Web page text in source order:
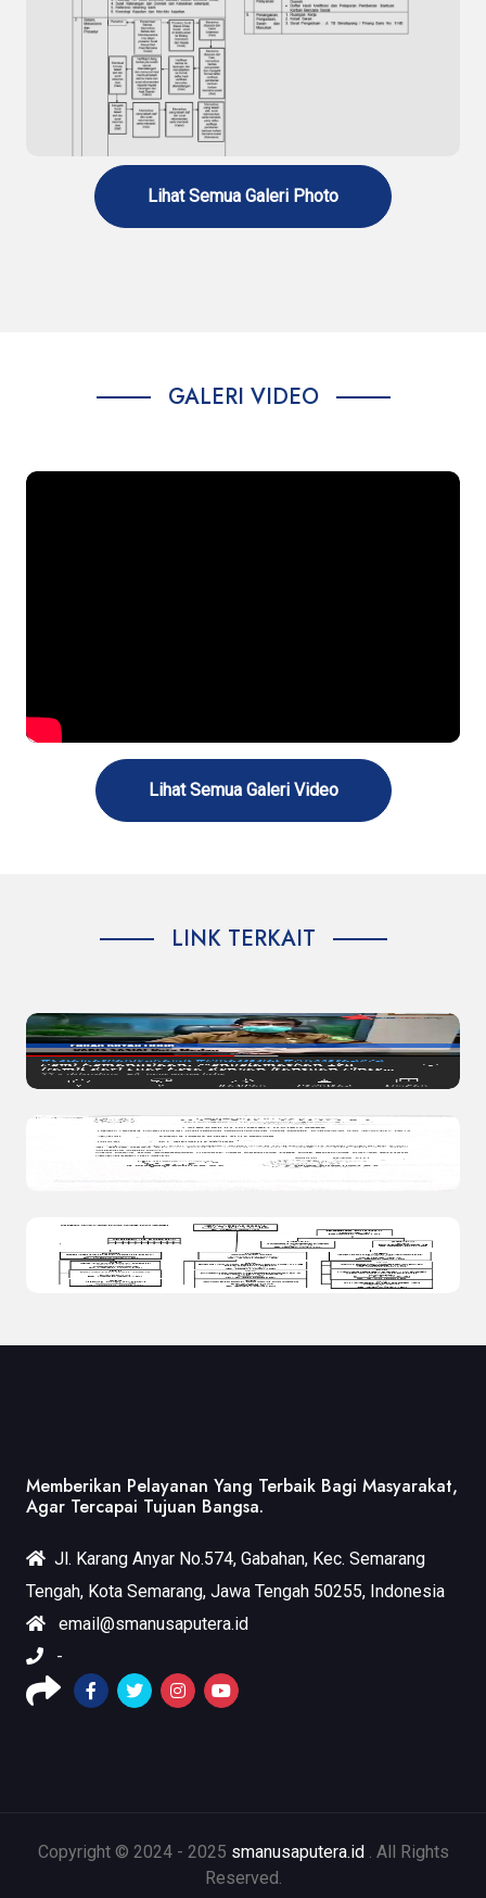
Standar Pelayanan Penerbitan Surat
Rekomendasi Rehabilitasi Narkoba
Lihat Semua Galeri Photo
GALERI VIDEO
Lihat Semua Galeri Video
LINK TERKAIT
Memberikan Pelayanan Yang Terbaik Bagi Masyarakat,
Agar Tercapai Tujuan Bangsa.
Jl. Karang Anyar No.574, Gabahan, Kec. Semarang
Tengah, Kota Semarang, Jawa Tengah 50255, Indonesia
email@smanusaputera.id
-
Copyright © 2024 - 2025 smanusaputera.id . All Rights
Reserved.